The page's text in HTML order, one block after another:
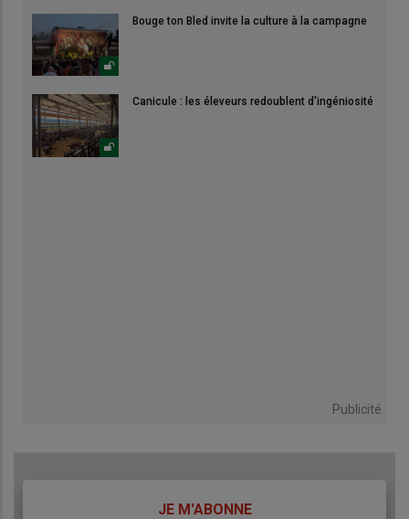
Bouge ton Bled invite la culture à la campagne
Canicule : les éleveurs redoublent d'ingéniosité
Publicité
JE M'ABONNE